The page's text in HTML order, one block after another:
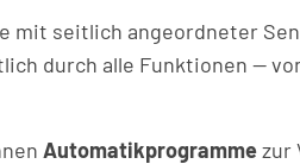
mit seitlich angeordneter
durch alle Funktionen —
Automatikprogrammezur